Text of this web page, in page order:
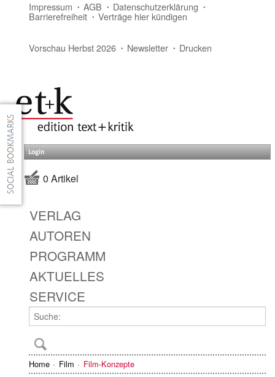
Impressum AGB Datenschutzerklärung
Barrierefreiheit Verträge hier kündigen
Vorschau Herbst 2026 Newsletter Drucken
Login
0 Artikel
VERLAG
AUTOREN
PROGRAMM
AKTUELLES
SERVICE
Home Film Film-Konzepte